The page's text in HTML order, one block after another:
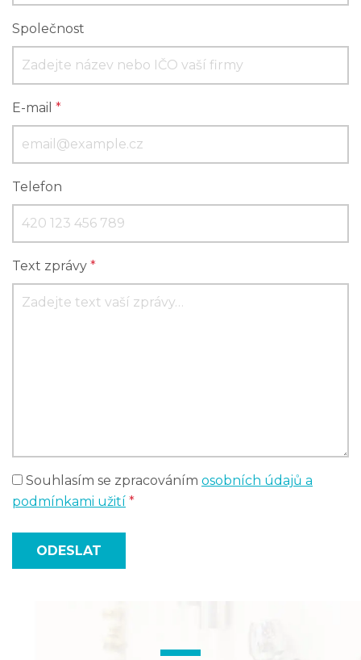
Společnost
E-mail *
Telefon
Text zprávy *
Souhlasím se zpracováním osobních údajů a
podmínkami užití *
ODESLAT